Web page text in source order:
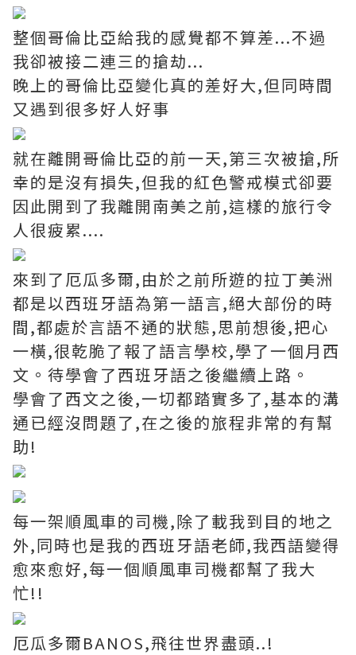
整個哥倫比亞給我的感覺都不算差...不過
我卻被接二連三的搶劫...
晚上的哥倫比亞變化真的差好大,但同時間
又遇到很多好人好事
就在離開哥倫比亞的前一天,第三次被搶,所
幸的是沒有損失,但我的紅色警戒模式卻要
因此開到了我離開南美之前,這樣的旅行令
人很疲累....
來到了厄瓜多爾,由於之前所遊的拉丁美洲
都是以西班牙語為第一語言,絕大部份的時
間,都處於言語不通的狀態,思前想後,把心
一橫,很乾脆了報了語言學校,學了一個月西
文。待學會了西班牙語之後繼續上路。
學會了西文之後,一切都踏實多了,基本的溝
通已經沒問題了,在之後的旅程非常的有幫
助!
每一架順風車的司機,除了載我到目的地之
外,同時也是我的西班牙語老師,我西語變得
愈來愈好,每一個順風車司機都幫了我大
忙!!
厄瓜多爾BANOS,飛往世界盡頭..!